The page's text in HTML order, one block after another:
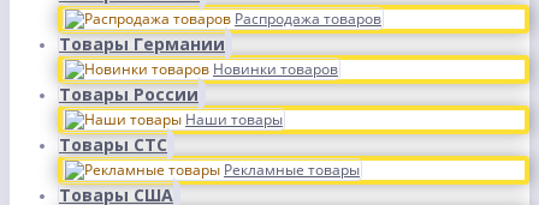
Распродажа товаров
Товары Германии
Новинки товаров
Товары России
Наши товары
Товары СТС
Рекламные товары
Товары США